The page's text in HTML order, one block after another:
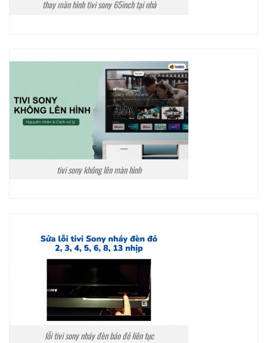
thay màn hình tivi sony 65inch tại nhà
tivi sony không lên màn hình
lỗi tivi sony nháy đèn báo đỏ liên tục